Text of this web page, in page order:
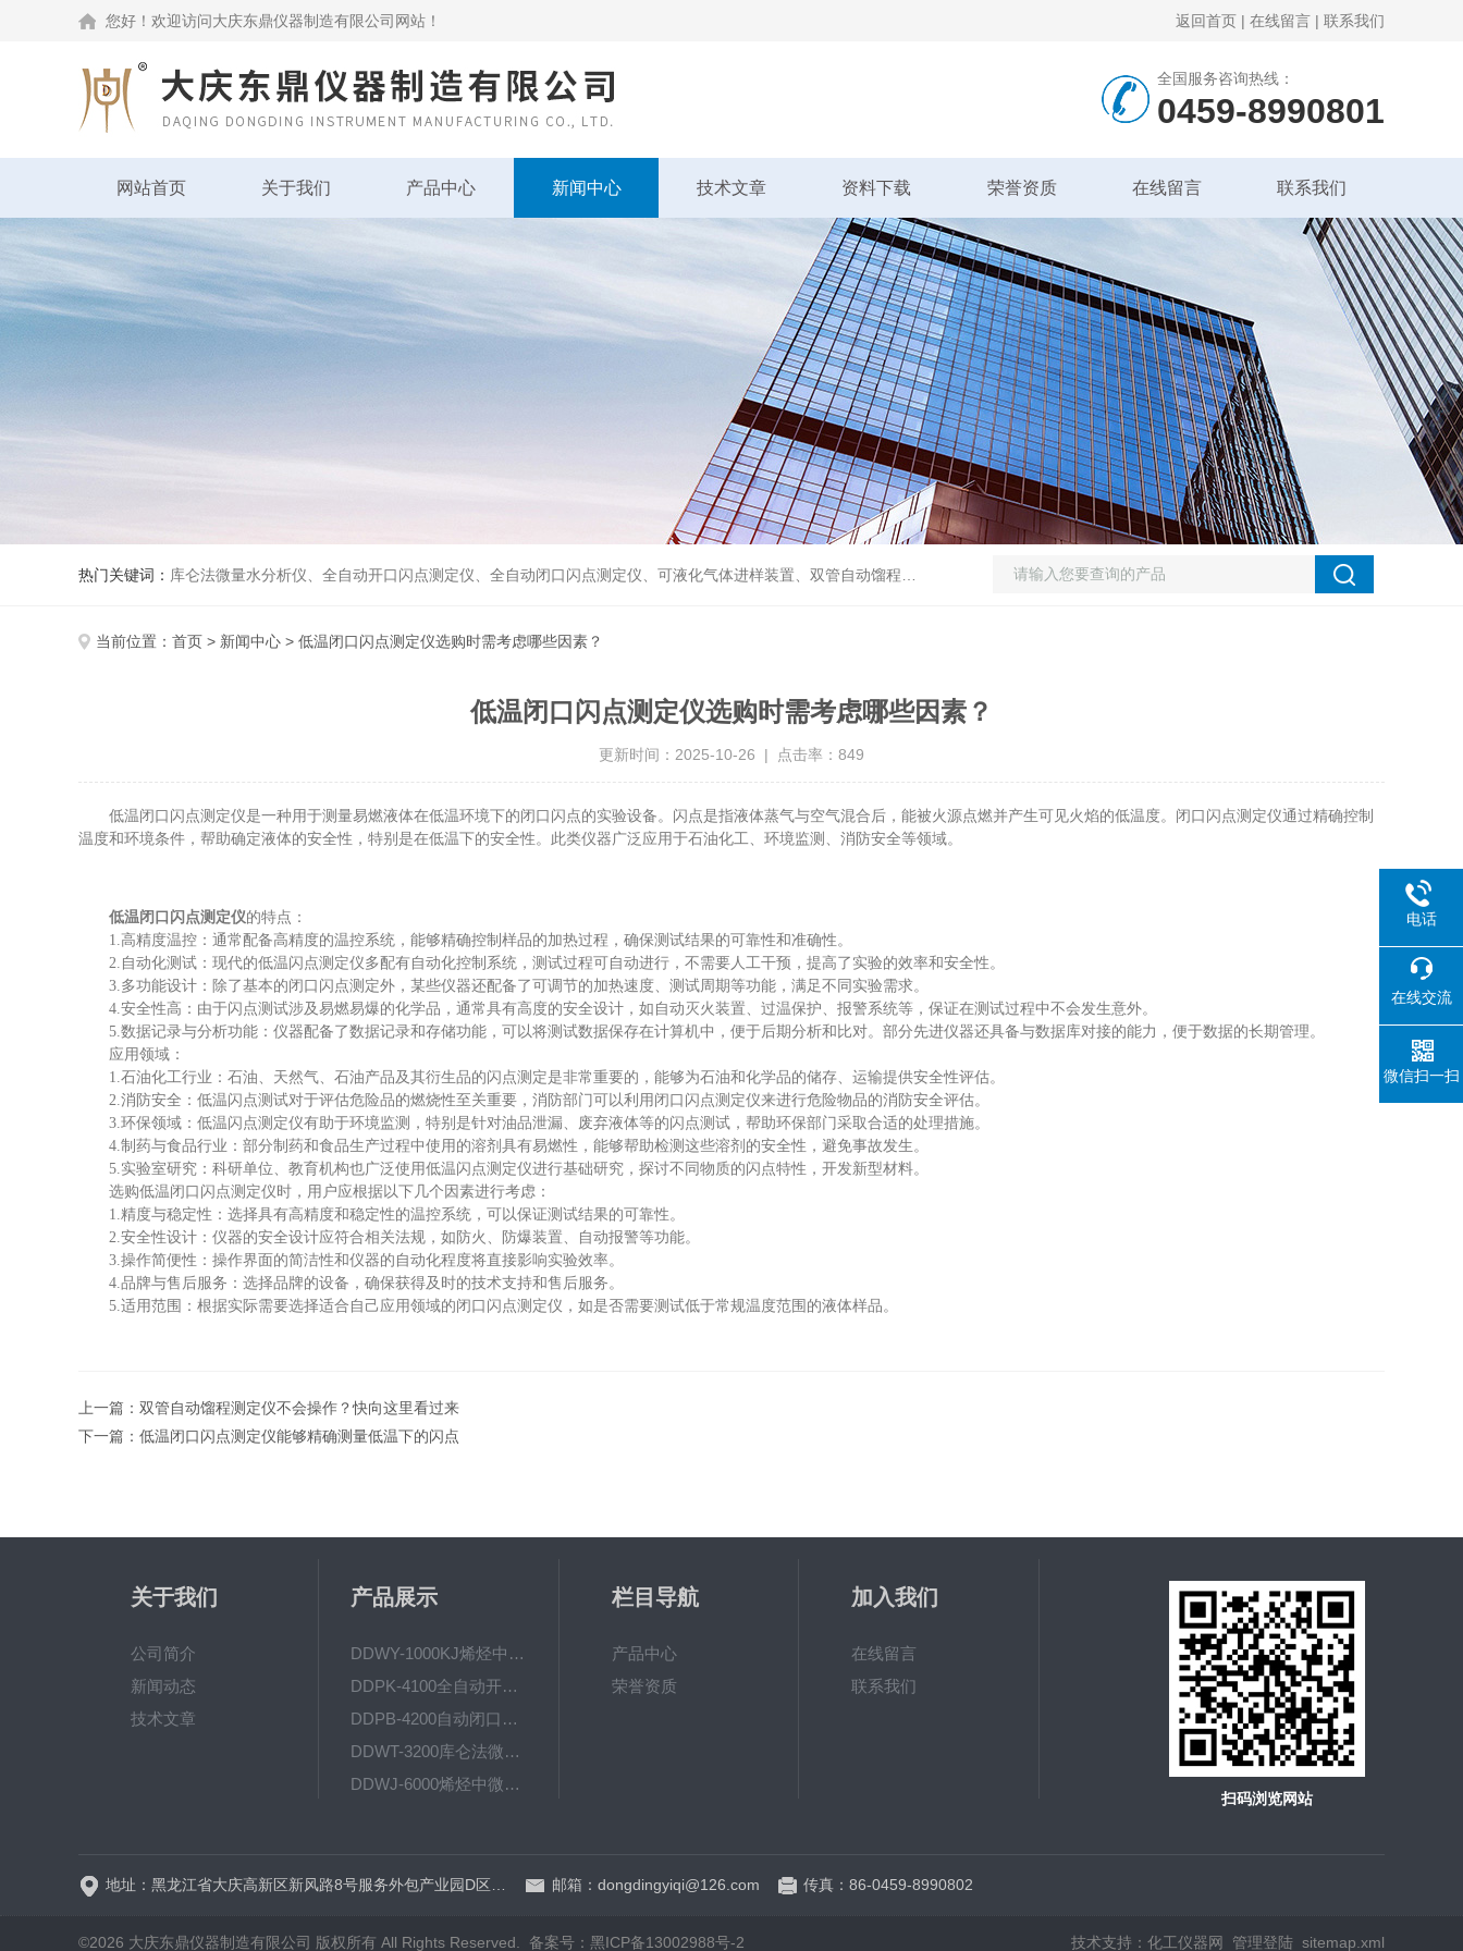
您好！欢迎访问大庆东鼎仪器制造有限公司网站！ 返回首页 | 在线留言 | 联系我们
全国服务咨询热线：
0459-8990801
网站首页 关于我们 产品中心 新闻中心 技术文章 资料下载 荣誉资质 在线留言 联系我们
热门关键词： 库仑法微量水分析仪、全自动开口闪点测定仪、全自动闭口闪点测定仪、可液化气体进样装置、双管自动馏程测定仪、单管自动馏程测定仪、烯烃中微量水测定仪、烯烃中微量氧测定仪、卡尔费休库仑法电解液、微量含氧测定仪等产品
当前位置： 首页 > 新闻中心 > 低温闭口闪点测定仪选购时需考虑哪些因素？
低温闭口闪点测定仪选购时需考虑哪些因素？
更新时间：2025-10-26 | 点击率：849
低温闭口闪点测定仪是一种用于测量易燃液体在低温环境下的闭口闪点的实验设备。闪点是指液体蒸气与空气混合后，能被火源点燃并产生可见火焰的低温度。闭口闪点测定仪通过精确控制
温度和环境条件，帮助确定液体的安全性，特别是在低温下的安全性。此类仪器广泛应用于石油化工、环境监测、消防安全等领域。
低温闭口闪点测定仪的特点：
1.高精度温控：通常配备高精度的温控系统，能够精确控制样品的加热过程，确保测试结果的可靠性和准确性。
2.自动化测试：现代的低温闪点测定仪多配有自动化控制系统，测试过程可自动进行，不需要人工干预，提高了实验的效率和安全性。
3.多功能设计：除了基本的闭口闪点测定外，某些仪器还配备了可调节的加热速度、测试周期等功能，满足不同实验需求。
4.安全性高：由于闪点测试涉及易燃易爆的化学品，通常具有高度的安全设计，如自动灭火装置、过温保护、报警系统等，保证在测试过程中不会发生意外。
5.数据记录与分析功能：仪器配备了数据记录和存储功能，可以将测试数据保存在计算机中，便于后期分析和比对。部分先进仪器还具备与数据库对接的能力，便于数据的长期管理。
应用领域：
1.石油化工行业：石油、天然气、石油产品及其衍生品的闪点测定是非常重要的，能够为石油和化学品的储存、运输提供安全性评估。
2.消防安全：低温闪点测试对于评估危险品的燃烧性至关重要，消防部门可以利用闭口闪点测定仪来进行危险物品的消防安全评估。
3.环保领域：低温闪点测定仪有助于环境监测，特别是针对油品泄漏、废弃液体等的闪点测试，帮助环保部门采取合适的处理措施。
4.制药与食品行业：部分制药和食品生产过程中使用的溶剂具有易燃性，能够帮助检测这些溶剂的安全性，避免事故发生。
5.实验室研究：科研单位、教育机构也广泛使用低温闪点测定仪进行基础研究，探讨不同物质的闪点特性，开发新型材料。
选购低温闭口闪点测定仪时，用户应根据以下几个因素进行考虑：
1.精度与稳定性：选择具有高精度和稳定性的温控系统，可以保证测试结果的可靠性。
2.安全性设计：仪器的安全设计应符合相关法规，如防火、防爆装置、自动报警等功能。
3.操作简便性：操作界面的简洁性和仪器的自动化程度将直接影响实验效率。
4.品牌与售后服务：选择品牌的设备，确保获得及时的技术支持和售后服务。
5.适用范围：根据实际需要选择适合自己应用领域的闭口闪点测定仪，如是否需要测试低于常规温度范围的液体样品。
上一篇： 双管自动馏程测定仪不会操作？快向这里看过来
下一篇： 低温闭口闪点测定仪能够精确测量低温下的闪点
关于我们
公司简介
新闻动态
技术文章
产品展示
DDWY-1000KJ烯烃中微量氧测定仪
DDPK-4100全自动开口闪点测定仪
DDPB-4200自动闭口闪点测定仪
DDWT-3200库仑法微量水测定仪
DDWJ-6000烯烃中微量水测定仪
栏目导航
产品中心
荣誉资质
加入我们
在线留言
联系我们
扫码浏览网站
邮箱：dongdingyiqi@126.com 传真：86-0459-8990802
©2026 大庆东鼎仪器制造有限公司 版权所有 All Rights Reserved. 备案号：黑ICP备13002988号-2 技术支持： 化工仪器网 管理登陆 sitemap.xml
电话
在线交流
微信扫一扫